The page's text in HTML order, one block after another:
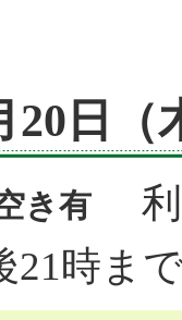
日（
き有
利
21時ま